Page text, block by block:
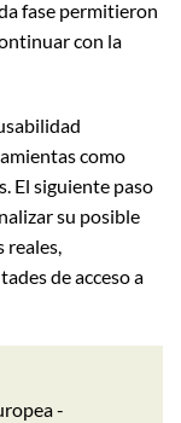
fase permitieron
con la
como
El siguiente paso
su posible
reales,
de acceso a
-